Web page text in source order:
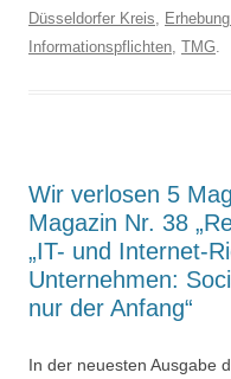
Düsseldorfer Kreis,
Informationspflichten, TMG.
Wir verlosen 5
Magazin Nr. 38
„IT- und Internet-
Unternehmen:
nur der Anfang“
In der neuesten Ausgabe